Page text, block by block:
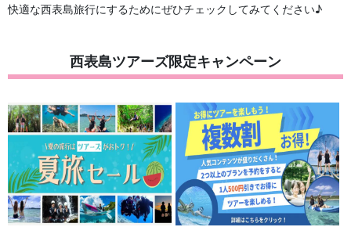
快適な西表島旅行にするためにぜひチェックしてみてください♪
西表島ツアーズ限定キャンペーン